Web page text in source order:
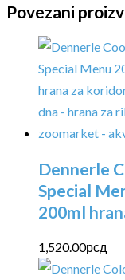
Povezani
Dennerle
Special
200ml
1,520.00рсд